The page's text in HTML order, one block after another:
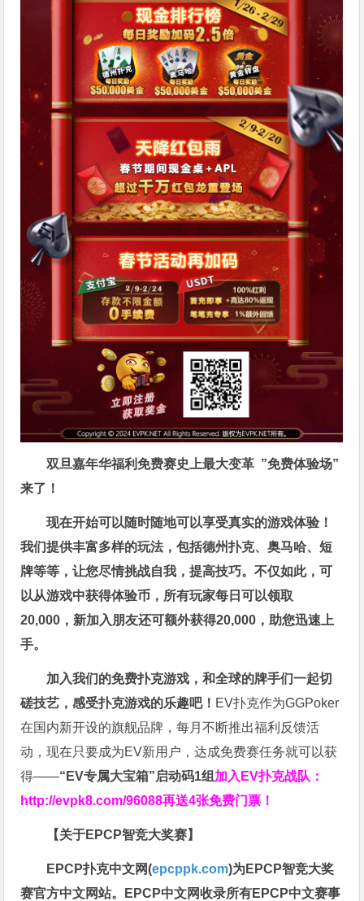
双旦嘉年华福利免费赛史上最大变革 ”免费体验场”
来了！
现在开始可以随时随地可以享受真实的游戏体验！
我们提供丰富多样的玩法，包括德州扑克、奥马哈、短
牌等等，让您尽情挑战自我，提高技巧。不仅如此，可
以从游戏中获得体验币，所有玩家每日可以领取
20,000，新加入朋友还可额外获得20,000，助您迅速上
手。
加入我们的免费扑克游戏，和全球的牌手们一起切
磋技艺，感受扑克游戏的乐趣吧！ EV扑克作为GGPoker
在国内新开设的旗舰品牌，每月不断推出福利反馈活
动，现在只要成为EV新用户，达成免费赛任务就可以获
得——“EV专属大宝箱”启动码1组 加入EV扑克战队：
http://evpk8.com/96088再送4张免费门票！
【关于EPCP智竞大奖赛】
EPCP扑克中文网(epcppk.com)为EPCP智竞大奖
赛官方中文网站。EPCP中文网收录所有EPCP中文赛事